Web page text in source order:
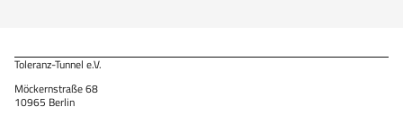
Toleranz-Tunnel e.V.
Möckernstraße 68
10965 Berlin